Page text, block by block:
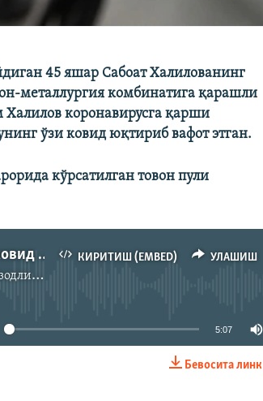
45 яшар Сабоат Халилованинг
металлургия комбинатига қарашли
коронавирусга қарши
ўзи ковид юқтириб вафот этган.
кўрсатилган товон пули
КИРИТИШ (EMBED) УЛАШИШ
Ишда ковид юқтириб вафот этган врачга товон пули тўланмаяпти
радиоси
манба мавжуд эмас
5:07
Бевосита линк